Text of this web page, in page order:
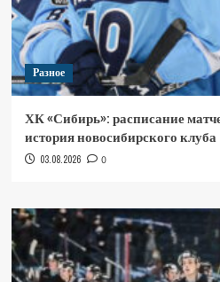
Разное
ХК «Сибирь»: расписание
история новосибирского клуба
03.08.2026 0